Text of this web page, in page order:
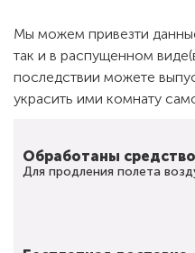
Мы можем привезти
так и в распущенном
последствии можете
украсить ими комнату
Обработаны
Для продления полета